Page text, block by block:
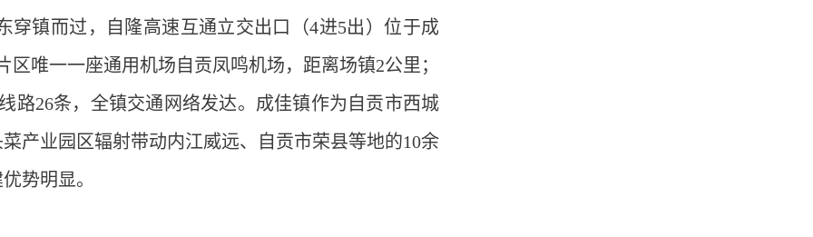
穿镇而过，自隆高速互通立交出口（4进5出）位于成
唯一一座通用机场自贡凤鸣机场，距离场镇2公里；
路26条，全镇交通网络发达。成佳镇作为自贡市西城
产业园区辐射带动内江威远、自贡市荣县等地的10余
势明显。